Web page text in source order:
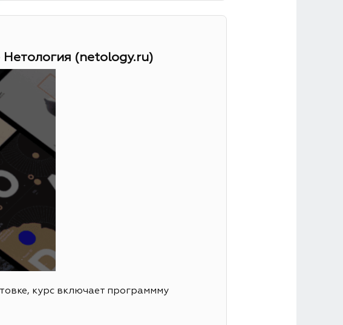
(netology.ru)
курс включает программму